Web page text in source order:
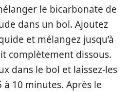
le bicarbonate de
dans un bol. Ajoutez
et mélangez jusqu’à
complètement dissous.
dans le bol et laissez-les
10 minutes. Après le